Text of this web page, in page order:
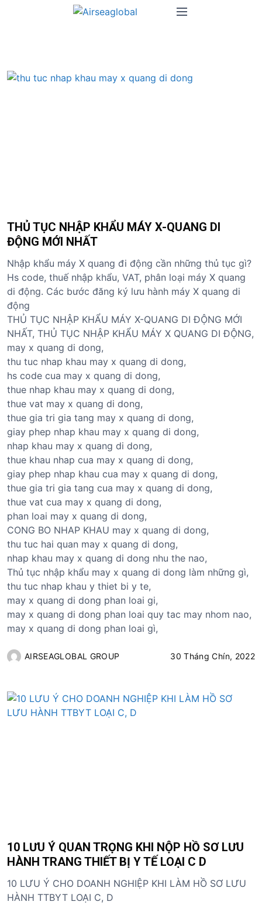
M
THỦ TỤC NHẬP KHẨU MÁY X-QUANG DI
ĐỘNG MỚI NHẤT
Nhập khẩu máy X quang đi động cần những thủ tục gì?
Hs code, thuế nhập khẩu, VAT, phân loại máy X quang
di động. Các bước đăng ký lưu hành máy X quang di
động
THỦ TỤC NHẬP KHẨU MÁY X-QUANG DI ĐỘNG MỚI
NHẤT, THỦ TỤC NHẬP KHẨU MÁY X QUANG DI ĐỘNG,
may x quang di dong,
thu tuc nhap khau may x quang di dong,
hs code cua may x quang di dong,
thue nhap khau may x quang di dong,
thue vat may x quang di dong,
thue gia tri gia tang may x quang di dong,
giay phep nhap khau may x quang di dong,
nhap khau may x quang di dong,
thue khau nhap cua may x quang di dong,
giay phep nhap khau cua may x quang di dong,
thue gia tri gia tang cua may x quang di dong,
thue vat cua may x quang di dong,
phan loai may x quang di dong,
CONG BO NHAP KHAU may x quang di dong,
thu tuc hai quan may x quang di dong,
nhap khau may x quang di dong nhu the nao,
Thủ tục nhập khẩu may x quang di dong làm những gì,
thu tuc nhap khau y thiet bi y te,
may x quang di dong phan loai gi,
may x quang di dong phan loai quy tac may nhom nao,
may x quang di dong phan loai gì,
AIRSEAGLOBAL GROUP 30 Tháng Chín, 2022
10 LƯU Ý QUAN TRỌNG KHI NỘP HỒ SƠ LƯU
HÀNH TRANG THIẾT BỊ Y TẾ LOẠI C D
10 LƯU Ý CHO DOANH NGHIỆP KHI LÀM HỒ SƠ LƯU
HÀNH TTBYT LOẠI C, D